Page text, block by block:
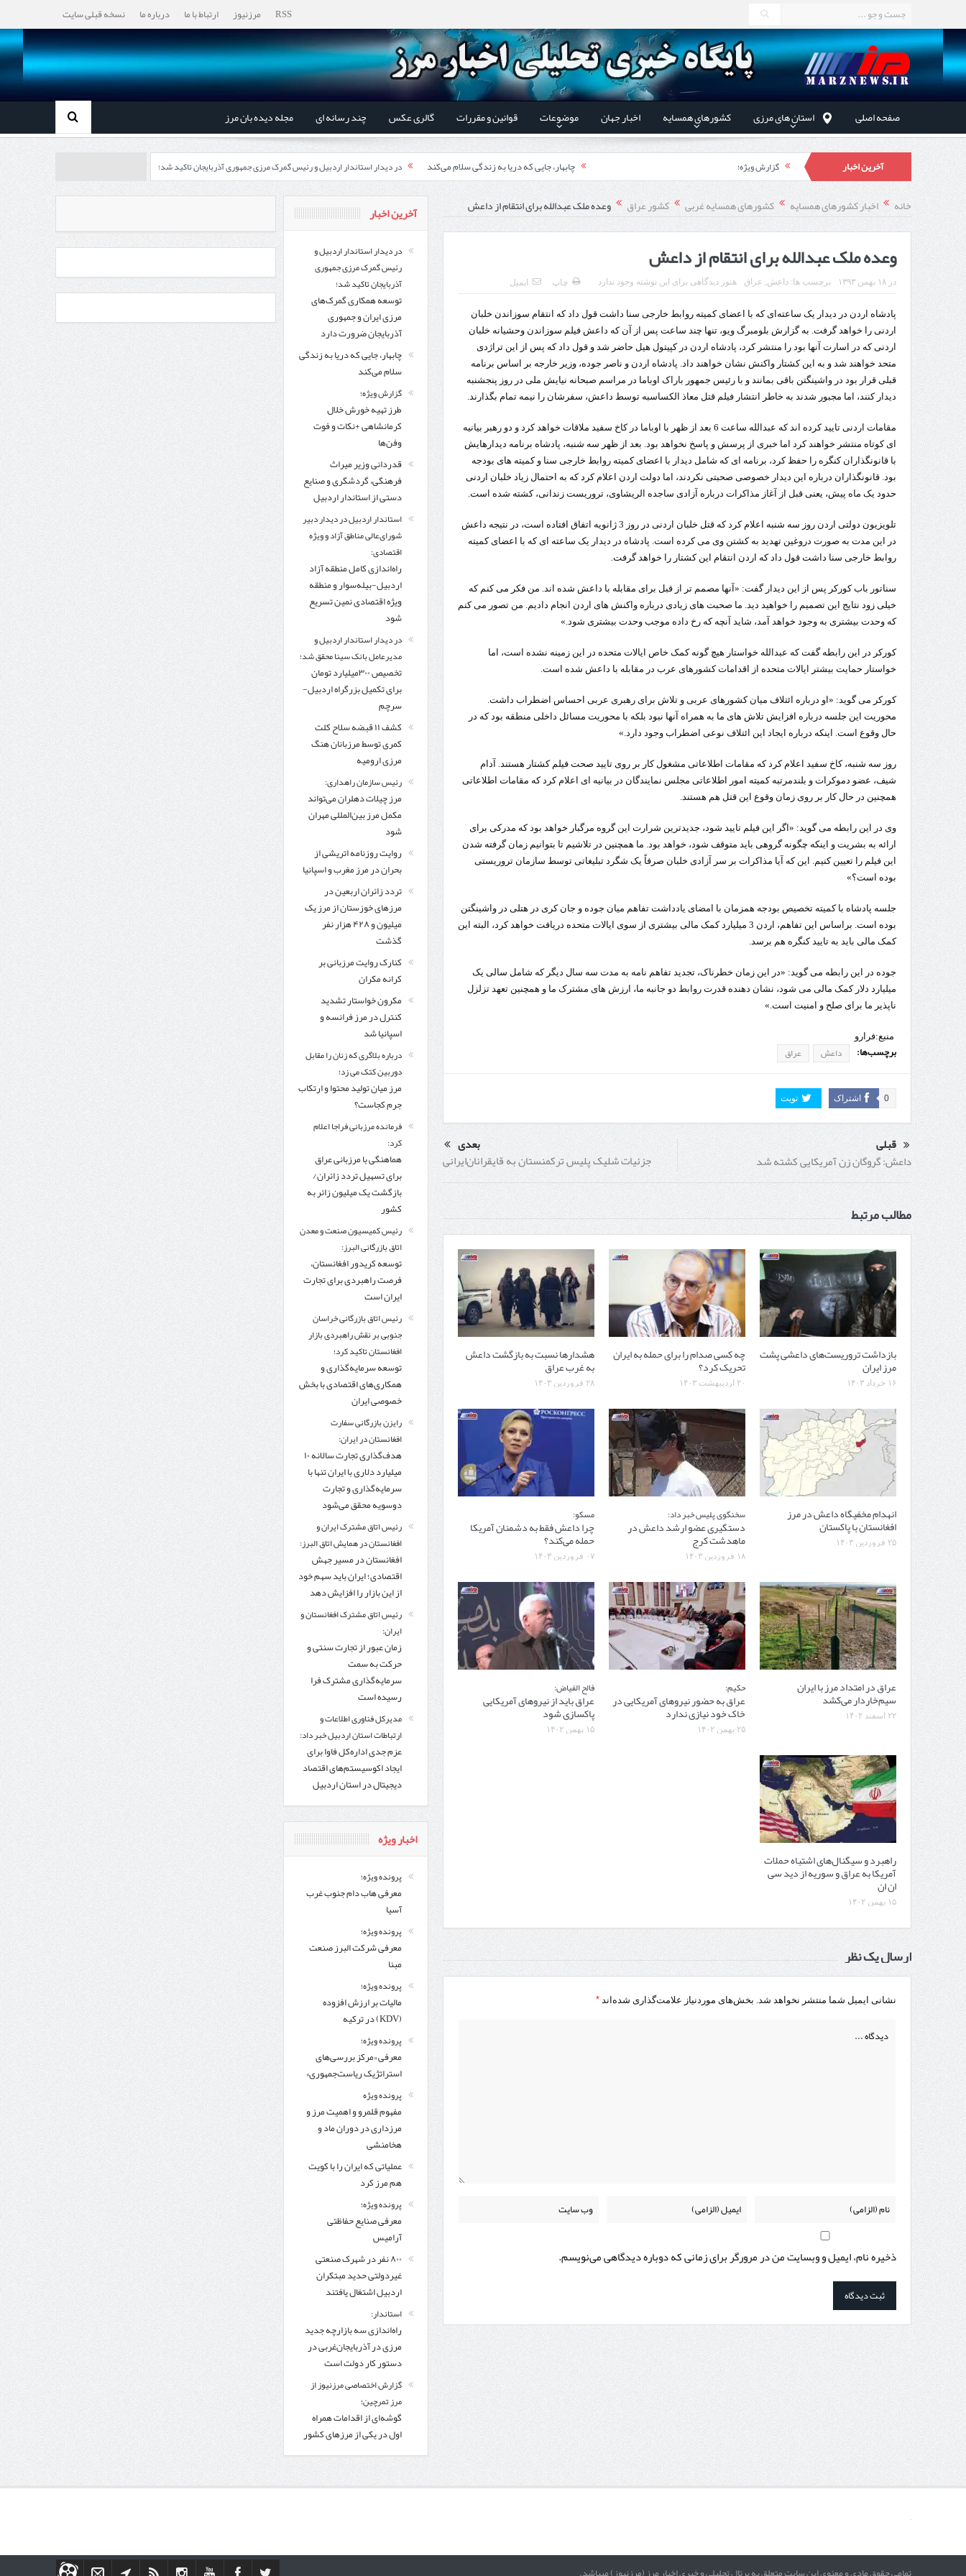
RSS مرزنیوز ارتباط با ما درباره ما نسخه قبلی سایت
صفحه اصلی استان های مرزی کشورهای همسایه اخبار جهان موضوعات قوانین و مقررات گالری عکس چند رسانه ای مجله دیده بان مرز
آخرین اخبار در دیدار استاندار اردبیل و رئیس گمرک مرزی جمهوری آذربایجان تاکید شد؛
توسعه همکاری گمرک‌های مرزی ایران و جمهوری آذربایجان ضرورت دارد
چابهار، جایی که دریا به زندگی سلام می‌کند گزارش ویژه؛
طرز تهیه خورش خلال کرمانشاهی +نکات و فوت وفن‌ها
قدردانی وزیر میراث فرهنگی، گردشگری و صنایع دستی از استاندار اردبیل
استاندار اردبیل در دیدار دبیر شورای‌عالی مناطق آزاد و ویژه اقتصادی:
راه‌اندازی کامل منطقه آزاد اردبیل-بیله‌سوار و منطقه ویژه اقتصادی نمین تسریع شود
در دیدار استاندار اردبیل و مدیرعامل بانک سینا محقق شد؛
تخصیص ۳۰۰میلیارد تومان برای تکمیل بزرگراه اردبیل-سرچم
کشف ۱۱ قبضه سلاح کلت کمری توسط مرزبانان هنگ مرزی ارومیه
مرز چیلات دهلران می‌تواند مکمل مرز بین‌المللی مهران شود
روایت روزنامه اتریشی از بحران در مرز مغرب و اسپانیا
تردد زائران اربعین در مرزهای خوزستان از مرز یک میلیون و ۴۲۸ هزار نفر گذشت
خانه اخبار کشورهای همسایه کشورهای همسایه غربی کشور عراق وعده ملک عبدالله برای انتقام از داعش
وعده ملک عبدالله برای انتقام از داعش
در۱۸ بهمن ۱۳۹۳ برچسب ها:داعش, عراق هنوز دیدگاهی برای این نوشته وجود ندارد چاپ ایمیل
پادشاه اردن در دیدار یک ساعته‌ای که با اعضای کمیته روابط خارجی سنا داشت قول داد که انتقام سوزاندن خلبان
اردنی را خواهد گرفت. به گزارش بلومبرگ ویو، تنها چند ساعت پس از آن که داعش فیلم سوزاندن وحشیانه خلبان
اردنی که در اسارت آنها بود را منتشر کرد، پادشاه اردن در کپیتول هیل حاضر شد و قول داد که پس از این تراژدی
متحد خواهند شد و به این کشتار واکنش نشان خواهند داد. پادشاه اردن و ناصر جوده، وزیر خارجه بر اساس برنامه
قبلی قرار بود در واشینگتن باقی بمانند و با رئیس جمهور باراک اوباما در مراسم صبحانه نیایش ملی در روز پنجشنبه
دیدار کنند، اما مجبور شدند به خاطر انتشار فیلم قتل معاذ الکساسبه توسط داعش، سفرشان را نیمه تمام بگذارند.
مقامات اردنی تایید کرده اند که عبدالله ساعت 6 بعد از ظهر با اوباما در کاخ سفید ملاقات خواهد کرد و دو رهبر بیانیه
ای کوتاه منتشر خواهند کرد اما خبری از پرسش و پاسخ نخواهد بود. بعد از ظهر سه شنبه، پادشاه برنامه دیدارهایش
با قانونگذاران کنگره را حفظ کرد، برنامه ای که شامل دیدار با اعضای کمیته روابط خارجی سنا و کمیته های بودجه
بود. قانونگذاران درباره این دیدار خصوصی صحبتی نکردند، اما دولت اردن اعلام کرد که به احتمال زیاد خلبان اردنی
حدود یک ماه پیش، یعنی قبل از آغاز مذاکرات درباره آزادی ساجده الریشاوی، تروریست زندانی، کشته شده است.
تلویزیون دولتی اردن روز سه شنبه اعلام کرد که قتل خلبان اردنی در روز 3 ژانویه اتفاق افتاده است، در نتیجه داعش
در این مدت به صورت دروغین تهدید به کشتن وی می کرده است. پادشاه در دیدار یک ساعته ای که با اعضای کمیته
روابط خارجی سنا داشت قول داد که اردن انتقام این کشتار را خواهد گرفت.
سناتور باب کورکر پس از این دیدار گفت: «آنها مصمم تر از قبل برای مقابله با داعش شده اند. من فکر می کنم که
خیلی زود نتایج این تصمیم را خواهید دید. ما صحبت های زیادی درباره واکنش های اردن انجام دادیم. من تصور می کنم
که وحدت بیشتری به وجود خواهد آمد، شاید آنچه که رخ داده موجب وحدت بیشتری شود.»
کورکر در این رابطه گفت که عبدالله خواستار هیچ گونه کمک خاص ایالات متحده در این زمینه نشده است، اما
خواستار حمایت بیشتر ایالات متحده از اقدامات کشورهای عرب در مقابله با داعش شده است.
کورکر می گوید: «او درباره ائتلاف میان کشورهای عربی و تلاش برای رهبری عربی احساس اضطراب داشت.
محوریت این جلسه درباره افزایش تلاش های ما به همراه آنها نبود بلکه با محوریت مسائل داخلی منطقه بود که در
حال وقوع است. اینکه درباره ایجاد این ائتلاف نوعی اضطراب وجود دارد.»
روز سه شنبه، کاخ سفید اعلام کرد که مقامات اطلاعاتی مشغول کار بر روی تایید صحت فیلم کشتار هستند. آدام
شیف، عضو دموکرات و بلندمرتبه کمیته امور اطلاعاتی مجلس نمایندگان در بیانیه ای اعلام کرد که مقامات اطلاعاتی
همچنین در حال کار بر روی زمان وقوع این قتل هم هستند.
وی در این رابطه می گوید: «اگر این فیلم تایید شود، جدیدترین شرارت این گروه مرگبار خواهد بود که مدرکی برای
ارائه به بشریت و اینکه چگونه گروهی باید متوقف شود، خواهد بود. ما همچنین در تلاشیم تا بتوانیم زمان گرفته شدن
این فیلم را تعیین کنیم. این که آیا مذاکرات بر سر آزادی خلبان صرفاً یک شگرد تبلیغاتی توسط سازمان تروریستی
بوده است؟»
جلسه پادشاه با کمیته تخصیص بودجه همزمان با امضای یادداشت تفاهم میان جوده و جان کری در هتلی در واشینگتن
بوده است. براساس این تفاهم، اردن 3 میلیارد کمک مالی بیشتری از سوی ایالات متحده دریافت خواهد کرد، البته این
کمک مالی باید به تایید کنگره هم برسد.
جوده در این رابطه می گوید: «در این زمان خطرناک، تجدید تفاهم نامه به مدت سه سال دیگر که شامل سالی یک
میلیارد دلار کمک مالی می شود، نشان دهنده قدرت روابط دو جانبه ما، ارزش های مشترک ما و همچنین تعهد تزلزل
ناپذیر ما برای صلح و امنیت است.»
منبع:فرارو
برچسب‌ها: داعش عراق
اشتراک 0 تویت
قبلی
داعش: گروگان زن آمریکایی کشته شد
بعدی
جزئیات‌ شلیک‌ پلیس‌ ترکمنستان‌ به‌ قایقرانان‌ایرانی
مطالب مرتبط
بازداشت تروریست‌های داعشی پشت
مرز ایران
۱۶ خرداد ۱۴۰۳
چه کسی صدام را برای حمله به ایران
تحریک کرد؟
۲۰ اردیبهشت ۱۴۰۳
هشدارها نسبت به بازگشت داعش
به غرب عراق
۲۸ فروردین ۱۴۰۳
انهدام مخفیگاه داعش در مرز
افغانستان با پاکستان
۲۵ فروردین ۱۴۰۳
سخنگوی پلیس خبر داد:
دستگیری عضو ارشد داعش در
ماهدشت کرج
۱۸ فروردین ۱۴۰۳
مسکو:
چرا داعش فقط به دشمنان آمریکا
حمله می‌کند؟
۰۷ فروردین ۱۴۰۳
عراق در امتداد مرز با ایران
سیم‌خاردار می‌کشد
۲۲ اسفند ۱۴۰۲
حکیم:
عراق به حضور نیروهای آمریکایی در
خاک خود نیازی ندارد
۲۵ بهمن ۱۴۰۲
فالح الفیاض:
عراق باید از نیروهای آمریکایی
پاکسازی شود
۱۵ بهمن ۱۴۰۲
راهبرد و سیگنال‌های اشتباه حملات
آمریکا به عراق و سوریه از دید سی
ان ان
۱۵ بهمن ۱۴۰۲
ارسال یک نظر
نشانی ایمیل شما منتشر نخواهد شد. بخش‌های موردنیاز علامت‌گذاری شده‌اند*
ذخیره نام، ایمیل و وبسایت من در مرورگر برای زمانی که دوباره دیدگاهی می‌نویسم.
آخرین اخبار
در دیدار استاندار اردبیل و
رئیس گمرک مرزی جمهوری
آذربایجان تاکید شد؛
توسعه همکاری گمرک‌های
مرزی ایران و جمهوری
آذربایجان ضرورت دارد
چابهار، جایی که دریا به زندگی
سلام می‌کند
گزارش ویژه؛
طرز تهیه خورش خلال
کرمانشاهی +نکات و فوت
وفن‌ها
قدردانی وزیر میراث
فرهنگی، گردشگری و صنایع
دستی از استاندار اردبیل
استاندار اردبیل در دیدار دبیر
شورای‌عالی مناطق آزاد و ویژه
اقتصادی:
راه‌اندازی کامل منطقه آزاد
اردبیل-بیله‌سوار و منطقه
ویژه اقتصادی نمین تسریع
شود
در دیدار استاندار اردبیل و
مدیرعامل بانک سینا محقق شد؛
تخصیص ۳۰۰میلیارد تومان
برای تکمیل بزرگراه اردبیل-
سرچم
کشف ۱۱ قبضه سلاح کلت
کمری توسط مرزبانان هنگ
مرزی ارومیه
رئیس سازمان راهداری:
مرز چیلات دهلران می‌تواند
مکمل مرز بین‌المللی مهران
شود
روایت روزنامه اتریشی از
بحران در مرز مغرب و اسپانیا
تردد زائران اربعین در
مرزهای خوزستان از مرز یک
میلیون و ۴۲۸ هزار نفر
گذشت
کنارک روایت مرزبانی بر
کرانه مکران
مکرون خواستار تشدید
کنترل‌ در مرز فرانسه و
اسپانیا شد
درباره بلاگری که زنان را مقابل
دوربین کتک می زد؛
مرز میان تولید محتوا و ارتکاب
جرم کجاست؟
فرمانده مرزبانی فراجا اعلام
کرد:
هماهنگی با مرزبانی عراق
برای تسهیل تردد زائران/
بازگشت یک میلیون زائر به
کشور
رئیس کمیسیون صنعت و معدن
اتاق بازرگانی البرز:
توسعه کریدور افغانستان،
فرصت راهبردی برای تجارت
ایران است
رئیس اتاق بازرگانی خراسان
جنوبی بر نقش راهبردی بازار
افغانستان تاکید کرد؛
توسعه سرمایه‌گذاری و
همکاری‌های اقتصادی با بخش
خصوصی ایران
رایزن بازرگانی سفارت
افغانستان در ایران:
هدف‌گذاری تجارت سالانه ۱۰
میلیارد دلاری با ایران تنها با
سرمایه‌گذاری و تجارت
دوسویه محقق می‌شود
رئیس اتاق مشترک ایران و
افغانستان در همایش اتاق البرز:
افغانستان در مسیر جهش
اقتصادی؛ ایران باید سهم خود
از این بازار را افزایش دهد
رئیس اتاق مشترک افغانستان و
ایران:
زمان عبور از تجارت سنتی و
حرکت به سمت
سرمایه‌گذاری مشترک فرا
رسیده است
مدیرکل فناوری اطلاعات و
ارتباطات استان اردبیل خبر داد:
عزم جدی اداره‌کل فاوا برای
ایجاد اکوسیستم‌های اقتصاد
دیجیتال در استان اردبیل
اخبار ویژه
پرونده ویژه؛
معرفی هاب دام جنوب غرب
آسیا
پرونده ویژه؛
معرفی شركت البرز صنعت
مبنا
پرونده ویژه؛
مالیات بر ارزش افزوده
(KDV) در ترکیه
پرونده ویژه؛
معرفی «مرکز بررسی‌های
استراتژیک ریاست‌جمهوری»
پرونده ویژه
مفهوم قلمرو و اهمیت مرز و
مرزداری در دوران ماد و
هخامنشی
عملیاتی که ایران را با کویت
هم مرز کرد
پرونده ویژه؛
معرفی صنایع حفاظتی
آرامیس
۸۰۰ نفر در شهرک صنعتی
غیردولتی حدید مبتکران
اردبیل اشتغال یافتند
استاندار:
راه‌اندازی سه بازارچه جدید
مرزی در آذربایجان‌غربی در
دستور کار دولت است
گزارش اختصاصی مرزنیوز از
مرز تمرچین؛
گوشه‌ای از اقدامات همراه
اول در یکی از مرزهای کشور